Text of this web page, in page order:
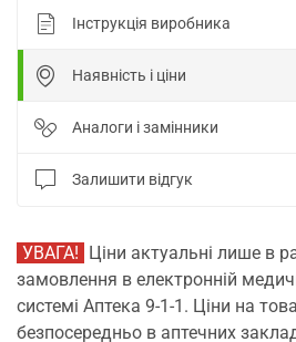
Інструкція виробника
Наявність і ціни
Аналоги і замінники
Залишити відгук
УВАГА! Ціни актуальні лише в
замовлення в електронній
системі Аптека 9-1-1. Ціни на
безпосередньо в аптечних